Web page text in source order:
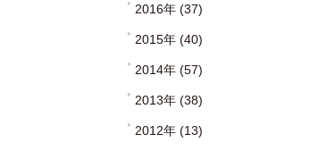
2016年 (37)
2015年 (40)
2014年 (57)
2013年 (38)
2012年 (13)